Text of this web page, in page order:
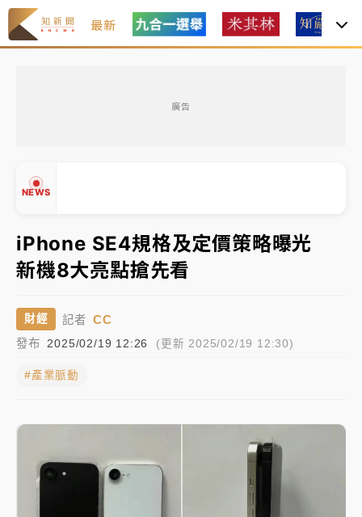
最新
廣告
NEWS
中信慈善基金會想增加董事人數！辜仲諒向法院聲請遭
駁 理由曝光
故宮《龍藏經》特展第2檔！今線上預約開賣一度塞車
周六起展出延長至晚上7時
台東農業處長涉圖利渡假村！東檢抗告成功 今重開羈
父親節泡湯了！中颱白海豚雨彈轟3天 「紅到發紫」降
雨熱區曝
暑假過三周才推「E宿新北打卡趣」！抽獎程序複雜 觀
旅局回應了
中信慈善基金會想增加董事人數！辜仲諒向法院聲請遭
駁 理由曝光
iPhone SE4規格及定價策略曝光
新機8大亮點搶先看
財經 記者 CC
發布 2025/02/19 12:26 (更新 2025/02/19 12:30)
#產業脈動